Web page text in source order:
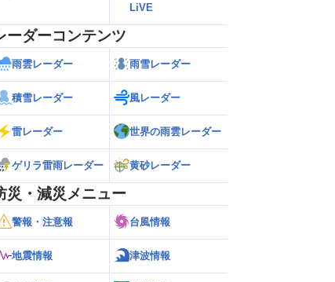
LiVE
ーダーコンテンツ
雨雲レーダー 雨雪レーダー
積雪レーダー 風レーダー
雷レーダー 世界の雨雲レーダー
ゲリラ雷雨レーダー 黄砂レーダー
災・減災メニュー
警報・注意報 台風情報
地震情報 津波情報